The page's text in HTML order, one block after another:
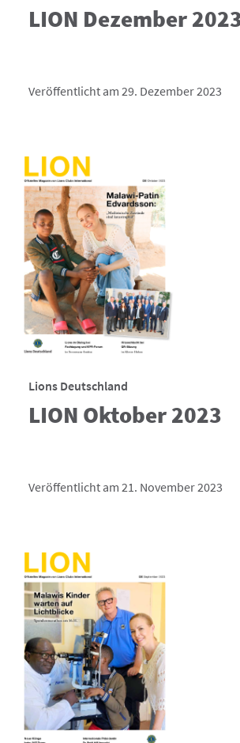
LION Dezember
Veröffentlicht am 29. Dezember 2023
Lions Deutschland
LION Oktober 2023
Veröffentlicht am 21. November 2023